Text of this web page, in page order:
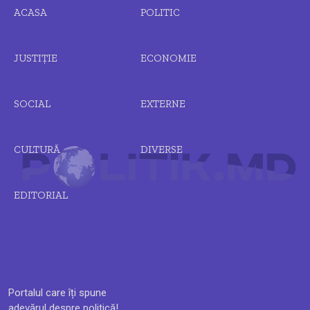
Portalul care îți spune
ACASA POLITIC
JUSTIȚIE ECONOMIE
SOCIAL EXTERNE
CULTURĂ DIVERSE
EDITORIAL